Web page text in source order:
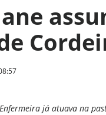
Enfermeira já atuava na